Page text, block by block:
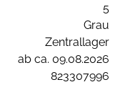
5
Grau
Zentrallager
ab ca. 09.08.2026
823307996